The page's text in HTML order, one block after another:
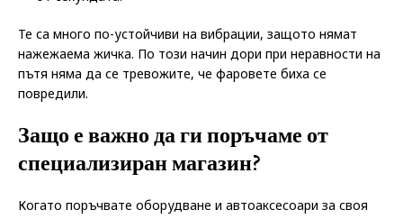
Те са много по-устойчиви на вибрации, защото нямат
нажежаема жичка. По този начин дори при неравности на
пътя няма да се тревожите, че фаровете биха се
повредили.
Защо е важно да ги поръчаме от
специализиран магазин?
Когато поръчвате оборудване и автоаксесоари за своя